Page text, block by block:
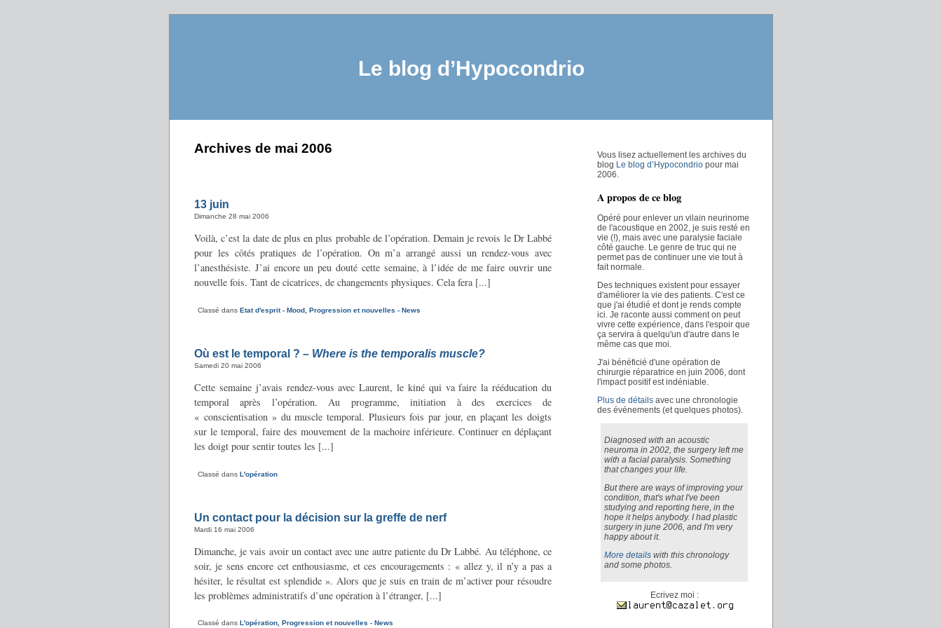
Le blog d’Hypocondrio
Archives de mai 2006
13 juin
Dimanche 28 mai 2006
Voilà, c’est la date de plus en plus probable de l’opération. Demain je revois le Dr Labbé
pour les côtés pratiques de l’opération. On m’a arrangé aussi un rendez-vous avec
l’anesthésiste. J’ai encore un peu douté cette semaine, à l’idée de me faire ouvrir une
nouvelle fois. Tant de cicatrices, de changements physiques. Cela fera [...]
Classé dans Etat d'esprit - Mood Progression et nouvelles - News
Où est le temporal ? – Where is the temporalis muscle?
Samedi 20 mai 2006
Cette semaine j’avais rendez-vous avec Laurent, le kiné qui va faire la rééducation du
temporal après l’opération. Au programme, initiation à des exercices de
« conscientisation » du muscle temporal. Plusieurs fois par jour, en plaçant les doigts
sur le temporal, faire des mouvement de la machoire inférieure. Continuer en déplaçant
les doigt pour sentir toutes les [...]
Classé dans L'opération
Un contact pour la décision sur la greffe de nerf
Mardi 16 mai 2006
Dimanche, je vais avoir un contact avec une autre patiente du Dr Labbé. Au téléphone, ce
soir, je sens encore cet enthousiasme, et ces encouragements : « allez y, il n’y a pas a
hésiter, le résultat est splendide ». Alors que je suis en train de m’activer pour résoudre
les problèmes administratifs d’une opération à l’étranger, [...]
Classé dans L'opération, Progression et nouvelles - News
Vous lisez actuellement les archives du
blog Le blog d’Hypocondrio pour mai
2006.
A propos de ce blog
Opéré pour enlever un vilain neurinome
de l'acoustique en 2002, je suis resté en
vie (!), mais avec une paralysie faciale
côté gauche. Le genre de truc qui ne
permet pas de continuer une vie tout à
fait normale.
Des techniques existent pour essayer
d'améliorer la vie des patients. C'est ce
que j'ai étudié et dont je rends compte
ici. Je raconte aussi comment on peut
vivre cette expérience, dans l'espoir que
ça servira à quelqu'un d'autre dans le
même cas que moi.
J'ai bénéficié d'une opération de
chirurgie réparatrice en juin 2006, dont
l'impact positif est indéniable.
Plus de détails avec une chronologie
des événements (et quelques photos).
Diagnosed with an acoustic
neuroma in 2002, the surgery left me
with a facial paralysis. Something
that changes your life.
But there are ways of improving your
condition, that's what I've been
studying and reporting here, in the
hope it helps anybody. I had plastic
surgery in june 2006, and I'm very
happy about it.
More details with this chronology
and some photos.
Ecrivez moi :